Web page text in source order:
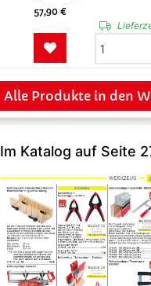
57,90 €
Alle Produkte in den
Im Katalog auf Seite